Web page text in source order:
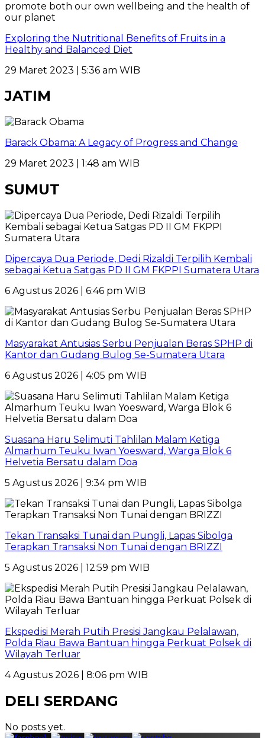
Exploring the Nutritional Benefits of Fruits in a
Healthy and Balanced Diet
29 Maret 2023 | 5:36 am WIB
JATIM
Barack Obama: A Legacy of Progress and Change
29 Maret 2023 | 1:48 am WIB
SUMUT
Dipercaya Dua Periode, Dedi Rizaldi Terpilih Kembali
sebagai Ketua Satgas PD II GM FKPPI Sumatera Utara
6 Agustus 2026 | 6:46 pm WIB
Masyarakat Antusias Serbu Penjualan Beras SPHP di
Kantor dan Gudang Bulog Se-Sumatera Utara
6 Agustus 2026 | 4:05 pm WIB
Suasana Haru Selimuti Tahlilan Malam Ketiga
Almarhum Teuku Iwan Yoesward, Warga Blok 6
Helvetia Bersatu dalam Doa
5 Agustus 2026 | 9:34 pm WIB
Tekan Transaksi Tunai dan Pungli, Lapas Sibolga
Terapkan Transaksi Non Tunai dengan BRIZZI
5 Agustus 2026 | 12:59 pm WIB
Ekspedisi Merah Putih Presisi Jangkau Pelalawan,
Polda Riau Bawa Bantuan hingga Perkuat Polsek di
Wilayah Terluar
4 Agustus 2026 | 8:06 pm WIB
DELI SERDANG
No posts yet.